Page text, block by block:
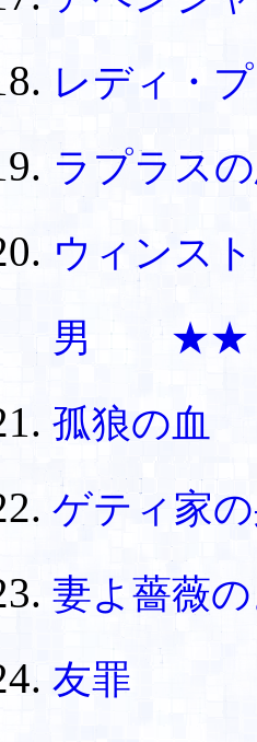
レディ・
ラプラス
ウィンス
男 ★★
孤狼の血
ゲティ家
妻よ薔薇
友罪